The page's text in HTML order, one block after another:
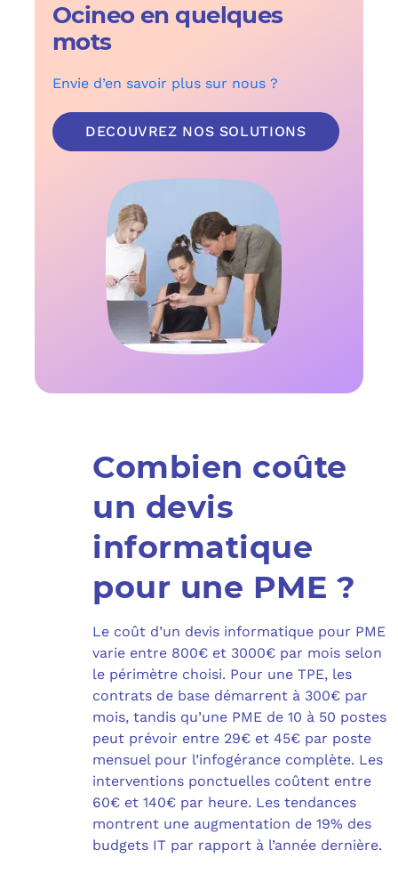
Ocineo en quelques
mots
Envie d’en savoir plus sur nous ?
DECOUVREZ NOS SOLUTIONS
Combien coûte
un devis
informatique
pour une PME ?
Le coût d’un devis informatique pour PME
varie entre 800€ et 3000€ par mois selon
le périmètre choisi. Pour une TPE, les
contrats de base démarrent à 300€ par
mois, tandis qu’une PME de 10 à 50 postes
peut prévoir entre 29€ et 45€ par poste
mensuel pour l’infogérance complète. Les
interventions ponctuelles coûtent entre
60€ et 140€ par heure. Les tendances
montrent une augmentation de 19% des
budgets IT par rapport à l’année dernière.